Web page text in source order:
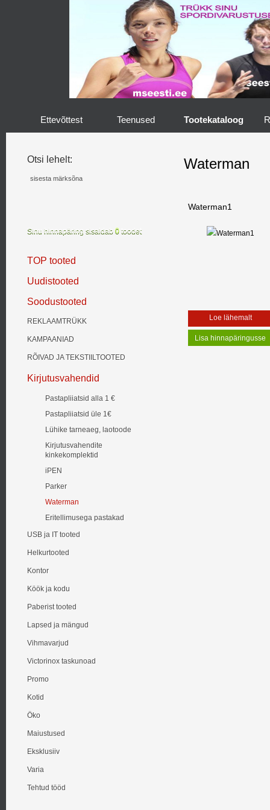
Ettevõttest Teenused Tootekataloog
Otsi lehelt:
Sinu hinnapäring sisaldab 0 toodet
TOP tooted
Uudistooted
Soodustooted
REKLAAMTRÜKK
KAMPAANIAD
RÕIVAD JA TEKSTIILTOOTED
Kirjutusvahendid
Pastapliiatsid alla 1 €
Pastapliiatsid üle 1€
Lühike tarneaeg, laotoode
Kirjutusvahendite
kinkekomplektid
iPEN
Parker
Waterman
Eritellimusega pastakad
USB ja IT tooted
Helkurtooted
Kontor
Köök ja kodu
Paberist tooted
Lapsed ja mängud
Vihmavarjud
Victorinox taskunoad
Promo
Kotid
Öko
Maiustused
Eksklusiiv
Varia
Tehtud tööd
Waterman
Waterman1
Loe lähemalt